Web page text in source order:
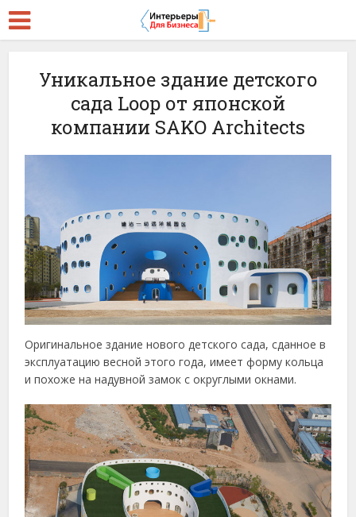
Уникальное здание детского
сада Loop от японской
компании SAKO Architects
Оригинальное здание нового детского сада, сданное в
эксплуатацию весной этого года, имеет форму кольца
и похоже на надувной замок с округлыми окнами.